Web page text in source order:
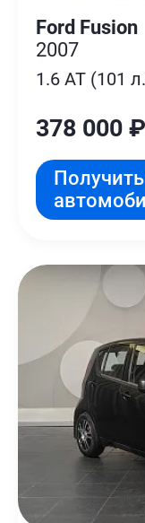
Ford Fusion
2007
1.6 AT (101
378 000